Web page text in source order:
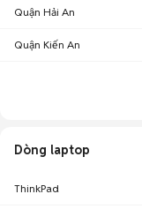
Quận Hải An
Quận Kiến An
Dòng laptop
ThinkPad